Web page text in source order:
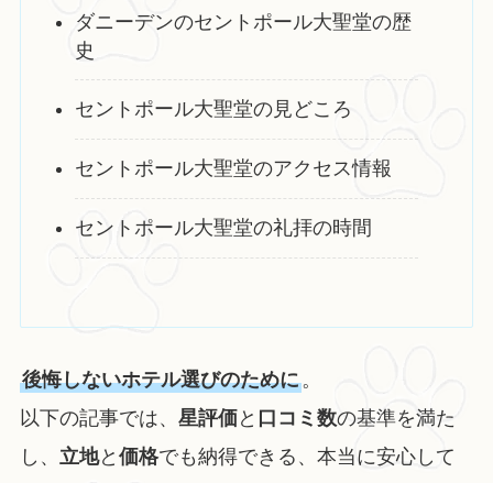
ダニーデンのセントポール大聖堂の歴
史
セントポール大聖堂の見どころ
セントポール大聖堂のアクセス情報
セントポール大聖堂の礼拝の時間
後悔しないホテル選びのために。
以下の記事では、 星評価と 口コミ数の基準を満た
し、 立地と 価格でも納得できる、本当に安心して